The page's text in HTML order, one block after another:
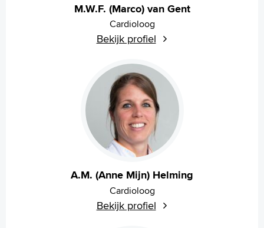
M.W.F. (Marco) van Gent
Cardioloog
Bekijk profiel
A.M. (Anne Mijn) Helming
Cardioloog
Bekijk profiel